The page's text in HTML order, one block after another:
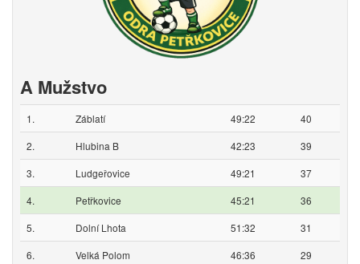
A Mužstvo
1. Záblatí 49:22
40
2.
Hlubina B 42:23
39
3.
Ludgeřovice 49:21
37
4.
Petřkovice 45:21
36
5.
Dolní Lhota 51:32
31
6.
Velká Polom 46:36
29